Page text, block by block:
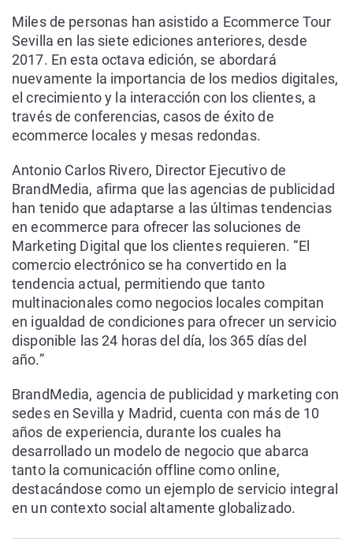
Miles de personas han asistido a Ecommerce Tour
Sevilla en las siete ediciones anteriores, desde
2017. En esta octava edición, se abordará
nuevamente la importancia de los medios digitales,
el crecimiento y la interacción con los clientes, a
través de conferencias, casos de éxito de
ecommerce locales y mesas redondas.
Antonio Carlos Rivero, Director Ejecutivo de
BrandMedia, afirma que las agencias de publicidad
han tenido que adaptarse a las últimas tendencias
en ecommerce para ofrecer las soluciones de
Marketing Digital que los clientes requieren. “El
comercio electrónico se ha convertido en la
tendencia actual, permitiendo que tanto
multinacionales como negocios locales compitan
en igualdad de condiciones para ofrecer un servicio
disponible las 24 horas del día, los 365 días del
año.”
BrandMedia, agencia de publicidad y marketing con
sedes en Sevilla y Madrid, cuenta con más de 10
años de experiencia, durante los cuales ha
desarrollado un modelo de negocio que abarca
tanto la comunicación offline como online,
destacándose como un ejemplo de servicio integral
en un contexto social altamente globalizado.